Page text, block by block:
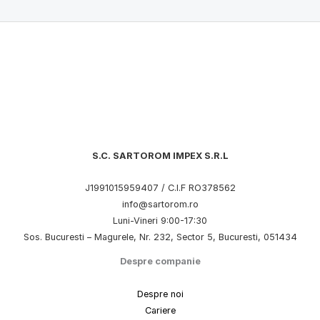
S.C. SARTOROM IMPEX S.R.L
J1991015959407 / C.I.F RO378562
info@sartorom.ro
Luni-Vineri 9:00-17:30
Sos. Bucuresti – Magurele, Nr. 232, Sector 5, Bucuresti, 051434
Despre companie
Despre noi
Cariere